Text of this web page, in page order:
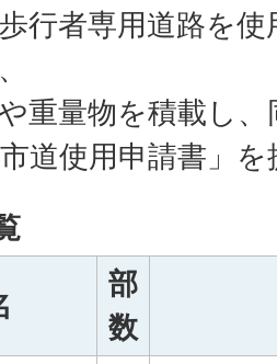
行者専用道路を
重量物を積載し
道使用申請書」
部
数